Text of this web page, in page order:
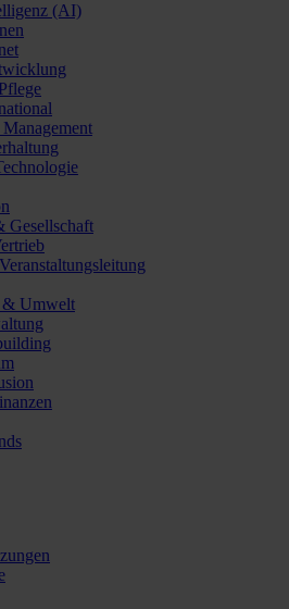
(AI)
Gesellschaft
& Umwelt